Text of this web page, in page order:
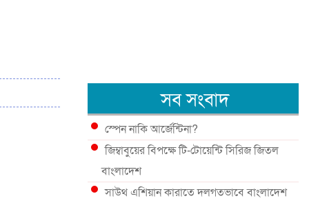
সব সংবাদ
স্পেন নাকি আর্জেন্টিনা?
জিম্বাবুয়ের বিপক্ষে টি-টোয়েন্টি সিরিজ জিতল
বাংলাদেশ
সাউথ এশিয়ান কারাতে দলগতভাবে বাংলাদেশ